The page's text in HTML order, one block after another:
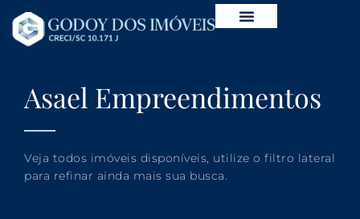
Asael Empreendimentos
Veja todos imóveis disponíveis, utilize o filtro lateral
para refinar ainda mais sua busca.